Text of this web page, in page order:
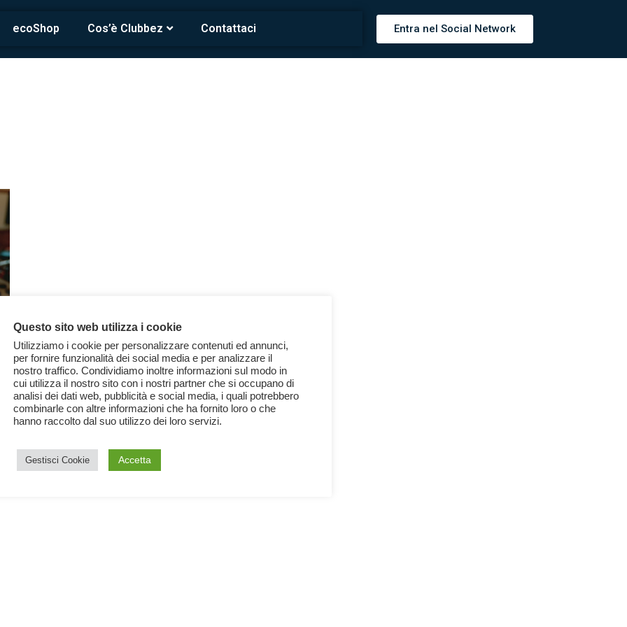
ecoShop Cos’è Clubbez Contattaci Entra nel Social Network
Questo sito web utilizza i cookie
Utilizziamo i cookie per personalizzare contenuti ed annunci,
per fornire funzionalità dei social media e per analizzare il
nostro traffico. Condividiamo inoltre informazioni sul modo in
cui utilizza il nostro sito con i nostri partner che si occupano di
analisi dei dati web, pubblicità e social media, i quali potrebbero
combinarle con altre informazioni che ha fornito loro o che
hanno raccolto dal suo utilizzo dei loro servizi.
Gestisci Cookie Accetta